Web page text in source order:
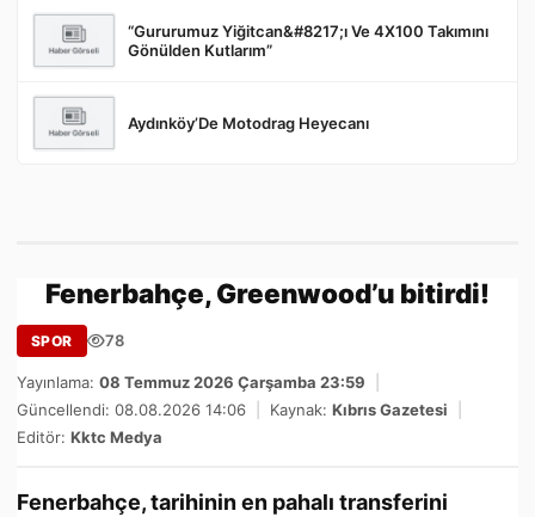
“Gururumuz Yiğitcan&#8217;ı Ve 4X100 Takımını
Gönülden Kutlarım”
Aydınköy’De Motodrag Heyecanı
Fenerbahçe, Greenwood’u bitirdi!
SPOR 78
Yayınlama: 08 Temmuz 2026 Çarşamba 23:59
Güncellendi: 08.08.2026 14:06
Kaynak: Kıbrıs Gazetesi
Editör: Kktc Medya
Fenerbahçe, tarihinin en pahalı transferini